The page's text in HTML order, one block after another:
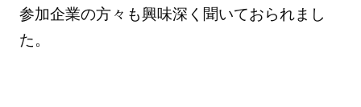
参加企業の方々も興味深く聞いておられまし
た。